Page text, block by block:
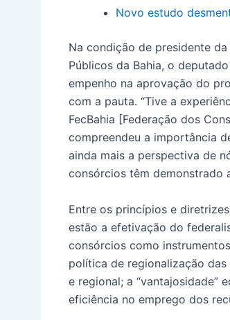
Novo estudo
Na condição de presidente
Públicos da Bahia, o
empenho na aprovação do
com a pauta. “Tive a
FecBahia [Federação dos
compreendeu a importância
ainda mais a perspectiva de
consórcios têm demonstrado
Entre os princípios e
estão a efetivação do
consórcios como
política de regionalização
e regional; a “vantajosidade”
eficiência no emprego dos